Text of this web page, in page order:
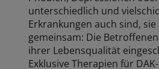
unterschiedlich und
Erkrankungen auch sind,
gemeinsam: Die
ihrer Lebensqualität
Exklusive Therapien für